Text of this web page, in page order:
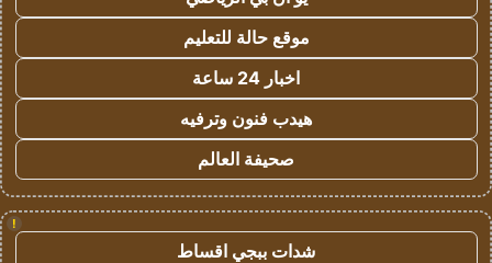
موقع حالة للتعليم
اخبار 24 ساعة
هيدب فنون وترفيه
صحيفة العالم
!
شدات ببجي اقساط